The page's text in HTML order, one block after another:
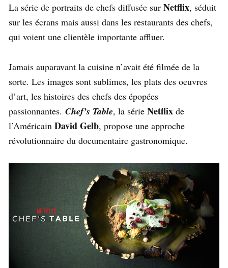
La série de portraits de chefs diffusée sur Netflix, séduit
sur les écrans mais aussi dans les restaurants des chefs,
qui voient une clientèle importante affluer.
Jamais auparavant la cuisine n’avait été filmée de la
sorte. Les images sont sublimes, les plats des oeuvres
d’art, les histoires des chefs des épopées
passionnantes. Chef’s Table, la série Netflix de
l’Américain David Gelb, propose une approche
révolutionnaire du documentaire gastronomique.